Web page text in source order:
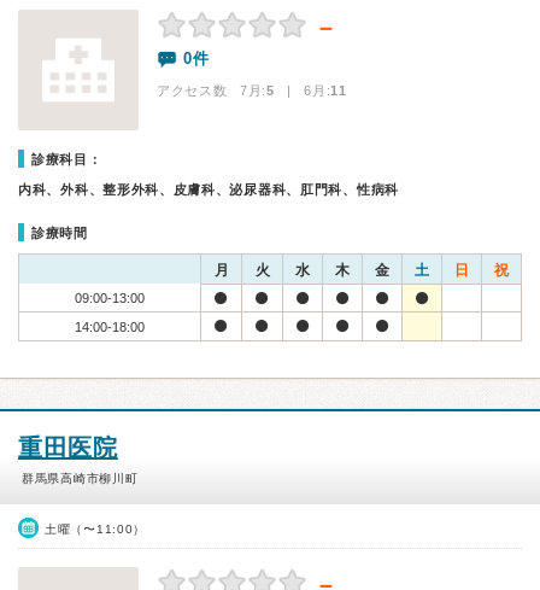
－
0件
アクセス数 7月:5 | 6月:11
診療科目：
内科、外科、整形外科、皮膚科、泌尿器科、肛門科、性病科
診療時間
月 火 水 木 金 土 日 祝
09:00-13:00
14:00-18:00
重田医院
群馬県高崎市柳川町
土曜（〜11:00）